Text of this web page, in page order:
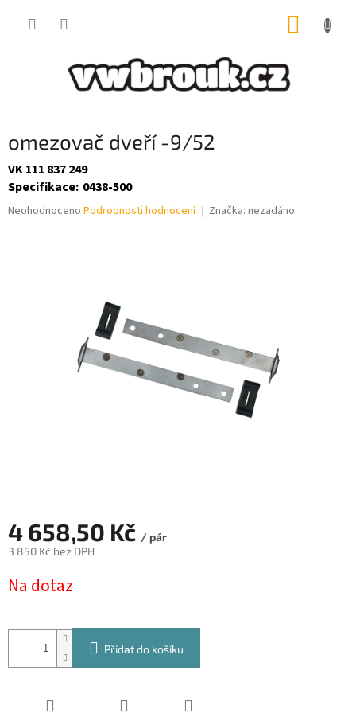
omezovač dveří -9/52
VK 111 837 249
Specifikace: 0438-500
Průměrné
Neohodnoceno Podrobnosti hodnocení Značka: nezadáno
4 658,50 Kč / pár
3 850 Kč bez DPH
cena:
Na dotaz
Přidat do košíku